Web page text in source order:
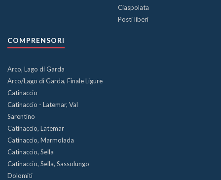
Ciaspolata
Posti liberi
COMPRENSORI
Arco, Lago di Garda
Arco/Lago di Garda, Finale Ligure
Catinaccio
Catinaccio - Latemar, Val
Sarentino
Catinaccio, Latemar
Catinaccio, Marmolada
Catinaccio, Sella
Catinaccio, Sella, Sassolungo
Dolomiti